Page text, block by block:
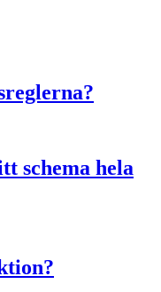
schema hela